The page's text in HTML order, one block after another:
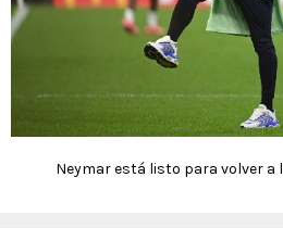
Neymar está listo para volver a